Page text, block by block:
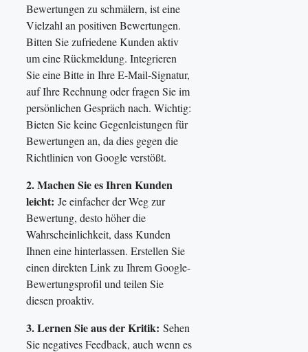
Bewertungen zu schmälern, ist eine
Vielzahl an positiven Bewertungen.
Bitten Sie zufriedene Kunden aktiv
um eine Rückmeldung. Integrieren
Sie eine Bitte in Ihre E-Mail-Signatur,
auf Ihre Rechnung oder fragen Sie im
persönlichen Gespräch nach. Wichtig:
Bieten Sie keine Gegenleistungen für
Bewertungen an, da dies gegen die
Richtlinien von Google verstößt.
2. Machen Sie es Ihren Kunden
leicht: Je einfacher der Weg zur
Bewertung, desto höher die
Wahrscheinlichkeit, dass Kunden
Ihnen eine hinterlassen. Erstellen Sie
einen direkten Link zu Ihrem Google-
Bewertungsprofil und teilen Sie
diesen proaktiv.
3. Lernen Sie aus der Kritik: Sehen
Sie negatives Feedback, auch wenn es